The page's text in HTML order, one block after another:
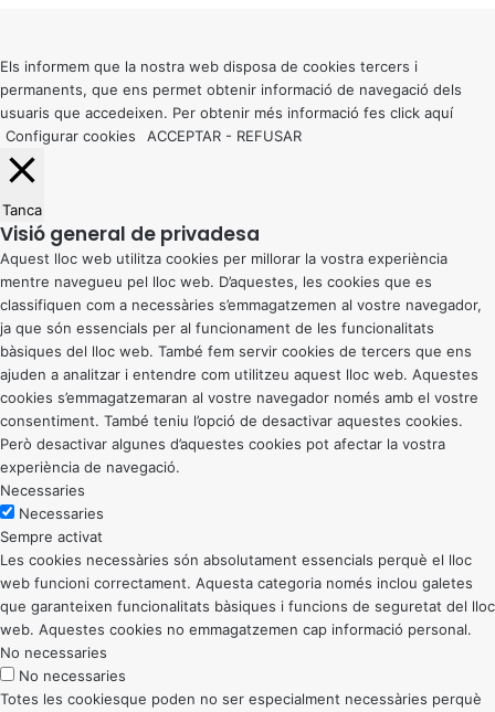
button
Els informem que la nostra web disposa de cookies tercers i
permanents, que ens permet obtenir informació de navegació dels
usuaris que accedeixen. Per obtenir més informació fes click aquí
Configurar cookies
ACCEPTAR - REFUSAR
Tanca
Visió general de privadesa
Aquest lloc web utilitza cookies per millorar la vostra experiència
mentre navegueu pel lloc web. D’aquestes, les cookies que es
classifiquen com a necessàries s’emmagatzemen al vostre navegador,
ja que són essencials per al funcionament de les funcionalitats
bàsiques del lloc web. També fem servir cookies de tercers que ens
ajuden a analitzar i entendre com utilitzeu aquest lloc web. Aquestes
cookies s’emmagatzemaran al vostre navegador només amb el vostre
consentiment. També teniu l’opció de desactivar aquestes cookies.
Però desactivar algunes d’aquestes cookies pot afectar la vostra
experiència de navegació.
Necessaries
Necessaries
Sempre activat
Les cookies necessàries són absolutament essencials perquè el lloc
web funcioni correctament. Aquesta categoria només inclou galetes
que garanteixen funcionalitats bàsiques i funcions de seguretat del lloc
web. Aquestes cookies no emmagatzemen cap informació personal.
No necessaries
No necessaries
Totes les cookiesque poden no ser especialment necessàries perquè